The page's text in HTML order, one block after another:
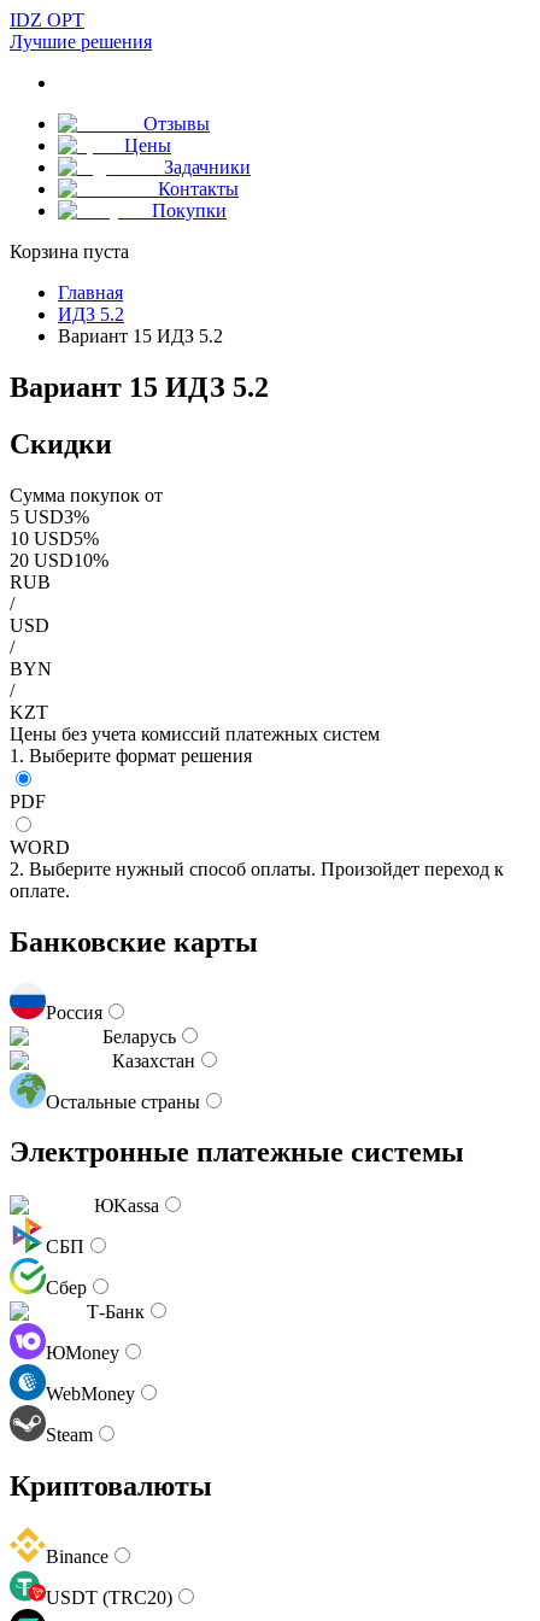
IDZ OPT
Лучшие решения
Отзывы
Цены
Задачники
Контакты
Покупки
Корзина пуста
Главная
ИДЗ 5.2
Вариант 15 ИДЗ 5.2
Вариант 15 ИДЗ 5.2
Скидки
Сумма покупок от
5 USD3%
10 USD5%
20 USD10%
RUB
/
USD
/
BYN
/
KZT
Цены без учета комиссий платежных систем
1. Выберите формат решения
PDF
WORD
2. Выберите нужный способ оплаты. Произойдет переход к
оплате.
Банковские карты
Россия
Беларусь
Казахстан
Остальные страны
Электронные платежные системы
ЮKassa
СБП
Сбер
Т-Банк
ЮMoney
WebMoney
Steam
Криптовалюты
Binance
USDT (TRC20)